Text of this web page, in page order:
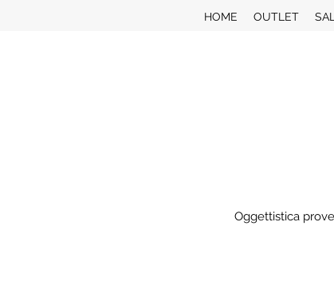
HOME OUTLET
Oggettistica